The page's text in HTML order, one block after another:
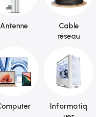
Antenne
Cable
réseau
Informatiq